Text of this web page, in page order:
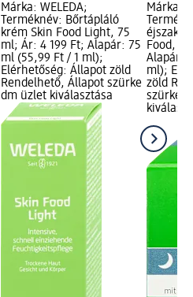
Márka: WELEDA;
Terméknév: Bőrtápláló
krém Skin Food Light, 75
ml; Ár: 4 199 Ft; Alapár: 75
ml (55,99 Ft / 1 ml);
Elérhetőség: Állapot zöld
Rendelhető, Állapot szürke
dm üzlet kiválasztása
Márka:
éjszakai
Food,
Alapár:
ml);
zöld
szürke